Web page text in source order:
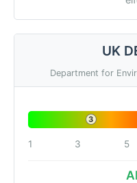
UK
Department for
3
1 3 5